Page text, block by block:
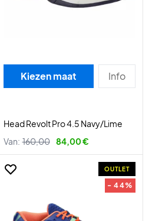
Kiezen maat Info
Head Revolt Pro 4.5 Navy/Lime
Van: 160,00 84,00 €
OUTLET
- 44%